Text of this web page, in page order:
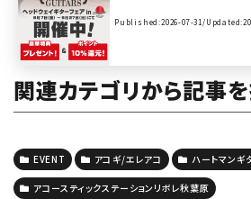
Published:2026-07-31/
関連カテゴリから記事
EVENT アコギ/エレアコ ハートマンギ
アコースティックステーションリボレ秋葉原